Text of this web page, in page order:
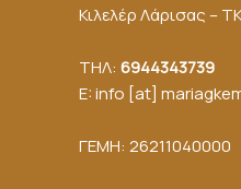
Κιλελέρ Λάρισας –
ΤΗΛ: 6944343739
E: info [at]
ΓΕΜΗ: 26211040000